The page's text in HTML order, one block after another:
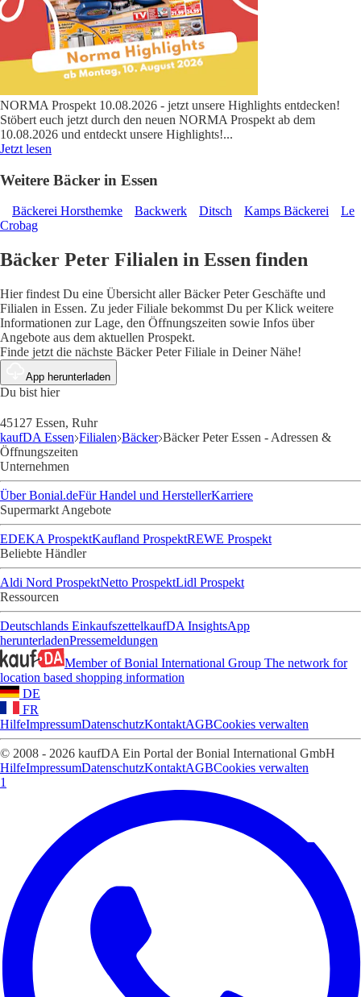
NORMA Prospekt 10.08.2026 - jetzt unsere Highlights entdecken!
Stöbert euch jetzt durch den neuen NORMA Prospekt ab dem
10.08.2026 und entdeckt unsere Highlights!...
Jetzt lesen
Weitere Bäcker in Essen
Bäckerei Horsthemke Backwerk Ditsch Kamps Bäckerei
Le
Crobag
Bäcker Peter Filialen in Essen finden
Hier findest Du eine Übersicht aller Bäcker Peter Geschäfte und
Filialen in Essen. Zu jeder Filiale bekommst Du per Klick weitere
Informationen zur Lage, den Öffnungszeiten sowie Infos über
Angebote aus dem aktuellen Prospekt.
Finde jetzt die nächste Bäcker Peter Filiale in Deiner Nähe!
App herunterladen
Du bist hier
45127 Essen, Ruhr
kaufDA Essen Filialen Bäcker Bäcker Peter Essen - Adressen &
Öffnungszeiten
Unternehmen
Über Bonial.deFür Handel und HerstellerKarriere
Supermarkt Angebote
EDEKA ProspektKaufland ProspektREWE Prospekt
Beliebte Händler
Aldi Nord ProspektNetto ProspektLidl Prospekt
Ressourcen
Deutschlands EinkaufszettelkaufDA InsightsApp
herunterladenPressemeldungen
Member of Bonial International Group The network for
location based shopping information
DE
FR
HilfeImpressumDatenschutzKontaktAGBCookies verwalten
© 2008 - 2026 kaufDA Ein Portal der Bonial International GmbH
HilfeImpressumDatenschutzKontaktAGBCookies verwalten
1